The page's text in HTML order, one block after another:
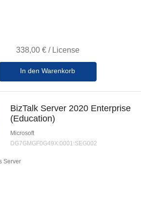
338,00 € / License
In den Warenkorb
BizTalk Server 2020 Enterprise
(Education)
Microsoft
DG7GMGF0G49X:0001:SEG002
Server